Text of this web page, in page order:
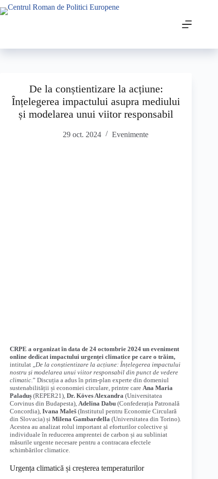
De la conștientizare la acțiune:
Înțelegerea impactului asupra mediului
și modelarea unui viitor responsabil
29 oct. 2024 Evenimente
CRPE a organizat în data de 24 octombrie 2024 un eveniment
online dedicat impactului urgenței climatice pe care o trăim,
intitulat „De la conștientizare la acțiune: Înțelegerea impactului
nostru și modelarea unui viitor responsabil din punct de vedere
climatic.” Discuția a adus în prim-plan experte din domeniul
sustenabilității și economiei circulare, printre care Ana Maria
Paladuș (REPER21), Dr. Köves Alexandra (Universitatea
Corvinus din Budapesta), Adelina Dabu (Confederația Patronală
Concordia), Ivana Maleš (Institutul pentru Economie Circulară
din Slovacia) și Milena Gambardella (Universitatea din Torino).
Acestea au analizat rolul important al eforturilor colective și
individuale în reducerea amprentei de carbon și au subliniat
măsurile urgente necesare pentru a contracara efectele
schimbărilor climatice.
Urgența climatică și creșterea temperaturilor